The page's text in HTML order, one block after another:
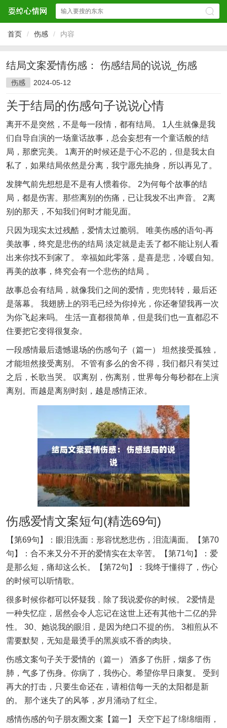
首页 / 伤感 / 内容
结局文案爱情伤感： 伤感结局的说说_伤感
伤感 2024-05-12
关于结局的伤感句子说说心情
离开不是突然，不是每一段情，都有结局。 1人生就像是我
们自导自演的一场童话故事，总会妄想有一个童话般的结
局，那麽完美。 1离开的时候还是于心不忍的，但是我太自
私了，如果结局依然是分离，我宁愿先抽身，所以再见了。
发脾气前先想想是不是有人惯着你。 2为何每个故事的结
局，都是伤害。那些离别的伤痛，已让我发不出声音。 2离
别的那天，不知我们何时才能见面。
只因为现实太过残酷，爱情太过脆弱。 唯美伤感的语句-再
美故事，终究是悲伤的结局 淡定就是走丢了都不能让别人看
出来你找不到家了。 幸福如此零落，是喜是悲，冷暖自知。
再美的故事，终究会有一个悲伤的结局 。
故事总会有结局，就像我们之间的爱情，兜兜转转，最后还
是落幕。 我翅膀上的羽毛已经为你掉光，你还奢望我再一次
为你飞起来吗。 生活一直都很简单，但是我们也一直都忍不
住要把它变得很复杂。
一段感情最后遗憾退场的伤感句子（篇一） 坦然接受孤独，
才能坦然接受离别。 不管有多么的舍不得，我们都只有笑过
之后，长歌当哭。 叹离别，伤离别，世界每分每秒都在上演
离别。而越是离别时刻，越是感情正浓。
伤感爱情文案短句(精选69句)
【第69句】：眼泪洗面：形容忧愁悲伤，泪流满面。【第70
句】：合不来又分不开的爱情实在太辛苦。【第71句】：爱
是那么短，痛却这么长。【第72句】：我终于懂得了，伤心
的时候可以听情歌。
很多时候你都可以怀疑我﹐除了我说爱你的时候。 2爱情是
一种失忆症，居然会令人忘记在这世上还有其他十二亿的异
性。 30、她说我的眼泪，是因为绝口不提的伤。 3相煎从不
需要默契，无知是最烫手的黑炭或不香的肉块。
伤感文案句子关于爱情的（篇一） 酒多了伤肝，烟多了伤
肺，气多了伤身。你病了，我伤心。希望你早日康复。 受到
再大的打击，只要生命还在，请相信每一天的太阳都是新
的。 那个迷失了的风筝，岁月涌动了红尘。
感情伤感的句子朋友圈文案【篇一】 天空下起了绵绵细雨，